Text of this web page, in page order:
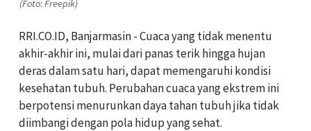
(Foto: Freepik)
RRI.CO.ID, Banjarmasin - Cuaca yang tidak menentu
akhir-akhir ini, mulai dari panas terik hingga hujan
deras dalam satu hari, dapat memengaruhi kondisi
kesehatan tubuh. Perubahan cuaca yang ekstrem ini
berpotensi menurunkan daya tahan tubuh jika tidak
diimbangi dengan pola hidup yang sehat.